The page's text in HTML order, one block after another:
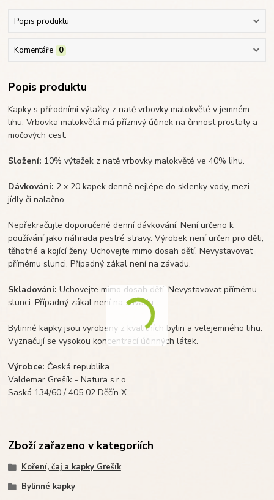
Popis produktu
Komentáře 0
Popis produktu
Kapky s přírodními výtažky z natě vrbovky malokvěté v jemném
lihu. Vrbovka malokvětá má příznivý účinek na činnost prostaty a
močových cest.
Složení: 10% výtažek z natě vrbovky malokvěté ve 40% lihu.
Dávkování: 2 x 20 kapek denně nejlépe do sklenky vody, mezi
jídly či nalačno.
Nepřekračujte doporučené denní dávkování. Není určeno k
používání jako náhrada pestré stravy. Výrobek není určen pro děti,
těhotné a kojící ženy. Uchovejte mimo dosah dětí. Nevystavovat
přímému slunci. Případný zákal není na závadu.
Skladování: Uchovejte mimo dosah dětí. Nevystavovat přímému
slunci. Případný zákal není na závadu.
Bylinné kapky jsou vyrobeny z kvalitních bylin a velejemného lihu.
Vyznačují se vysokou koncentrací účinných látek.
Výrobce: Česká republika
Valdemar Grešík - Natura s.r.o.
Saská 134/60 / 405 02 Děčín X
Zboží zařazeno v kategoriích
Koření, čaj a kapky Grešík
Bylinné kapky